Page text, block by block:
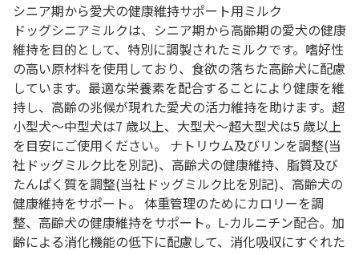
シニア期から愛犬の健康維持サポート用ミルク
ドッグシニアミルクは、シニア期から高齢期の愛犬の健康
維持を目的として、特別に調製されたミルクです。嗜好性
の高い原材料を使用しており、食欲の落ちた高齢犬に配慮
しています。最適な栄養素を配合することにより健康を維
持し、高齢の兆候が現れた愛犬の活力維持を助けます。超
小型犬～中型犬は7 歳以上、大型犬～超大型犬は5 歳以上
を目安にご使用ください。 ナトリウム及びリンを調整(当
社ドッグミルク比を別記)、高齢犬の健康維持、脂質及び
たんぱく質を調整(当社ドッグミルク比を別記)、高齢犬の
健康維持をサポート。 体重管理のためにカロリーを調
整、高齢犬の健康維持をサポート。L-カルニチン配合。加
齢による消化機能の低下に配慮して、消化吸収にすぐれた